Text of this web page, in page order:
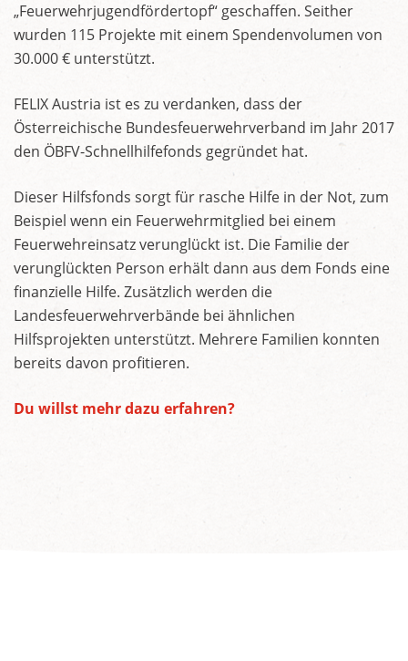
„Feuerwehrjugendfördertopf“ geschaffen. Seither
wurden 115 Projekte mit einem Spendenvolumen von
30.000 € unterstützt.
FELIX Austria ist es zu verdanken, dass der
Österreichische Bundesfeuerwehrverband im Jahr 2017
den ÖBFV-Schnellhilfefonds gegründet hat.
Dieser Hilfsfonds sorgt für rasche Hilfe in der Not, zum
Beispiel wenn ein Feuerwehrmitglied bei einem
Feuerwehreinsatz verunglückt ist. Die Familie der
verunglückten Person erhält dann aus dem Fonds eine
finanzielle Hilfe. Zusätzlich werden die
Landesfeuerwehrverbände bei ähnlichen
Hilfsprojekten unterstützt. Mehrere Familien konnten
bereits davon profitieren.
Du willst mehr dazu erfahren?